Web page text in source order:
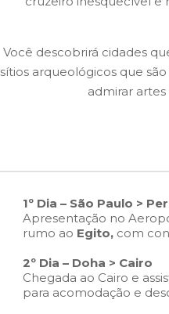
Você descobrirá cidades
sítios arqueológicos que
admirar
1º Dia – São Paulo >
Apresentação no
rumo ao Egito, com
2º Dia – Doha > Cairo
Chegada ao Cairo e
para acomodação e